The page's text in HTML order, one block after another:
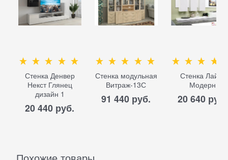
Стенка Денвер
Некст Глянец
дизайн 1
20 440 руб.
Стенка модульная
Витраж-13С
91 440 руб.
Стенка Лайф
Модерн
20 640 руб.